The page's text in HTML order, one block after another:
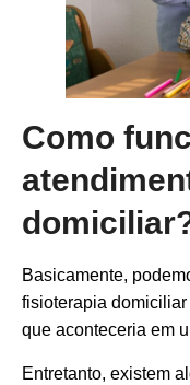
Como
Basicamente,
fisioterapia
que aconteceria em
Entretanto, existem